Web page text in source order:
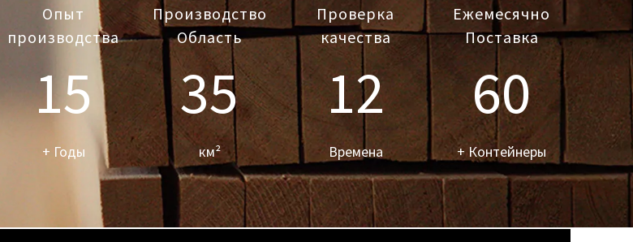
Опыт
производства​​​​​​​​​​​​​
15
+ Годы​​​​​​
Производство
Область
35
км²​​​​​​
Проверка
качества​​​​​​​
12
Времена​​​​​​​
Ежемесячно
Поставка​​​​​​
60
+ Контейнеры​​​​​​​​​​​​​